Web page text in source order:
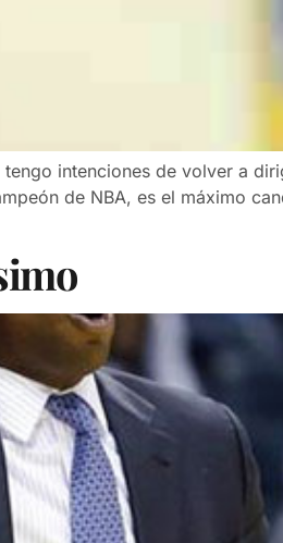
intenciones de volver a
de NBA, es el máximo